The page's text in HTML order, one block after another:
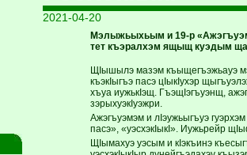
2021-04-20
Мэлыжьыхьым и 19-р
тет къэралхэм ящыщ куэдым
ЩIышылэ мазэм къыщегъэжьауэ
къэкIыгъэ пасэ цIыкIухэр
хъуа иужькIэщ. ГъэщIэгъуэнщ,
зэрыхуэкIуэжри.
Ажэгъуэмэм и лIэужьыгъуэ
пасэ», «уэсхэкIыкI». Иужьрейр
ЩIымахуэ уэсым и кIэкъинэ